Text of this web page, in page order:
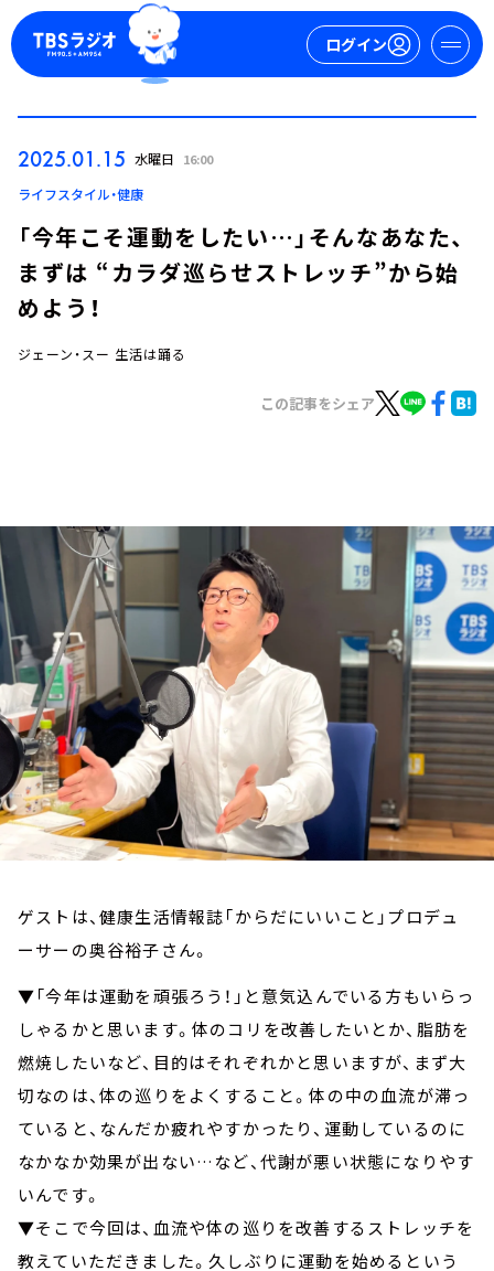
ログイン
ログイン
イベント・グッズ
YouTube
会社情報
2025.01.15 水曜日 16:00
ライフスタイル・健康
「今年こそ運動をしたい…」そんなあなた、
まずは “カラダ巡らせストレッチ”から始
めよう！
ジェーン・スー 生活は踊る
この記事をシェア
ゲストは、健康生活情報誌「からだにいいこと」プロデュ
ーサーの奥谷裕子さん。
▼「今年は運動を頑張ろう！」と意気込んでいる方もいらっ
しゃるかと思います。体のコリを改善したいとか、脂肪を
燃焼したいなど、目的はそれぞれかと思いますが、まず大
切なのは、体の巡りをよくすること。体の中の血流が滞っ
ていると、なんだか疲れやすかったり、運動しているのに
なかなか効果が出ない…など、代謝が悪い状態になりやす
いんです。
▼そこで今回は、血流や体の巡りを改善するストレッチを
教えていただきました。久しぶりに運動を始めるという